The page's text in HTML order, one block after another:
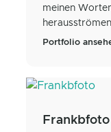
meinen
Portfolio
Frankbfoto